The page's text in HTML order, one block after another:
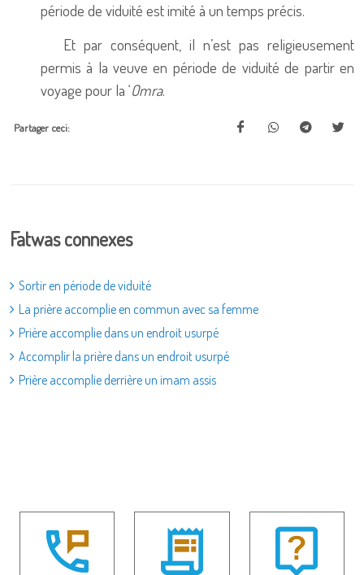
période de viduité est imité à un temps précis.
Et par conséquent, il n’est pas religieusement
permis à la veuve en période de viduité de partir en
voyage pour la ‘Omra.
Partager ceci:
Fatwas connexes
Sortir en période de viduité
La prière accomplie en commun avec sa femme
Prière accomplie dans un endroit usurpé
Accomplir la prière dans un endroit usurpé
Prière accomplie derrière un imam assis